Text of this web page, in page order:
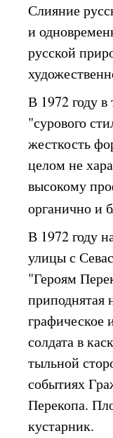
Слияние
и
русской
В 1972 году
"сурового
жесткость
целом не
высокому
органично и
В 1972 году
улицы с
"Героям
приподнятая
графическое
солдата в
тыльной
событиях
Перекопа.
кустарник.